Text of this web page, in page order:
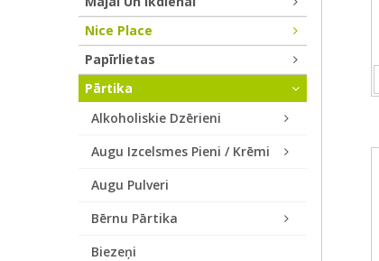
Nice Place
Papīrlietas
Pārtika
Alkoholiskie Dzērieni
Augu Izcelsmes Pieni / Krēmi
Augu Pulveri
Bērnu Pārtika
Biezeņi